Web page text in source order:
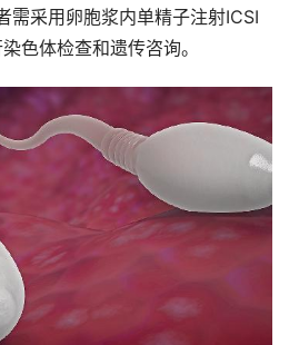
需采用卵胞浆内单精子注射ICSI
色体检查和遗传咨询。